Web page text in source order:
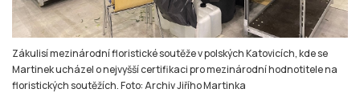
Zákulisí mezinárodní floristické soutěže v polských Katovicích, kde se
Martinek ucházel o nejvyšší certifikaci pro mezinárodní hodnotitele na
floristických soutěžích. Foto: Archiv Jiřího Martinka